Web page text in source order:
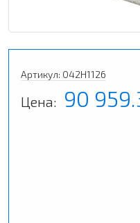
Артикул: 042H1126
Цена: 90